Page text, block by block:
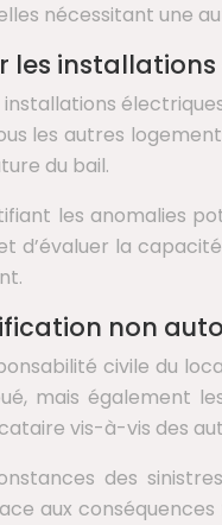
nécessitant une
installations
les autres
du bail.
les anomalies
la
non
civile du
mais également
vis-à-vis des
des
aux